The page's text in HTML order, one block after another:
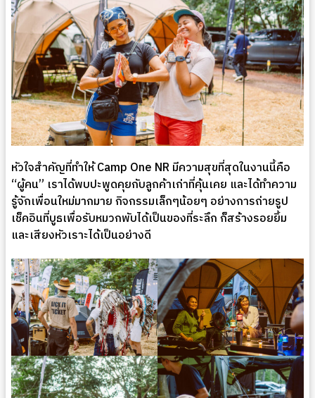
หัวใจสำคัญที่ทำให้ Camp One NR มีความสุขที่สุดในงานนี้คือ
“ผู้คน” เราได้พบปะพูดคุยกับลูกค้าเก่าที่คุ้นเคย และได้ทำความ
รู้จักเพื่อนใหม่มากมาย กิจกรรมเล็กๆน้อยๆ อย่างการถ่ายรูป
เช็คอินที่บูธเพื่อรับหมวกพับได้เป็นของที่ระลึก ก็สร้างรอยยิ้ม
และเสียงหัวเราะได้เป็นอย่างดี